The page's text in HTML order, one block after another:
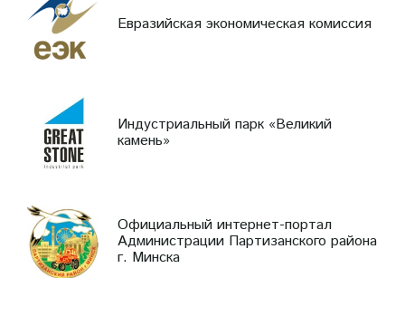
Евразийская экономическая комиссия
Индустриальный парк «Великий
камень»
Официальный интернет-портал
Администрации Партизанского района
г. Минска